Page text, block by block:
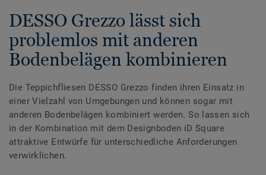
DESSO Grezzo lässt sich
problemlos mit anderen
Bodenbelägen kombinieren
Die Teppichfliesen DESSO Grezzo finden ihren Einsatz in
einer Vielzahl von Umgebungen und können sogar mit
anderen Bodenbelägen kombiniert werden. So lassen sich
in der Kombination mit dem Designboden iD Square
attraktive Entwürfe für unterschiedliche Anforderungen
verwirklichen.